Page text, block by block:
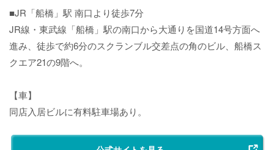
■JR「船橋」駅 南口より徒歩7分
JR線・東武線「船橋」駅の南口から大通りを国道14号方面へ
進み、徒歩で約6分のスクランブル交差点の角のビル、船橋ス
クエア21の9階へ。
【車】
同店入居ビルに有料駐車場あり。